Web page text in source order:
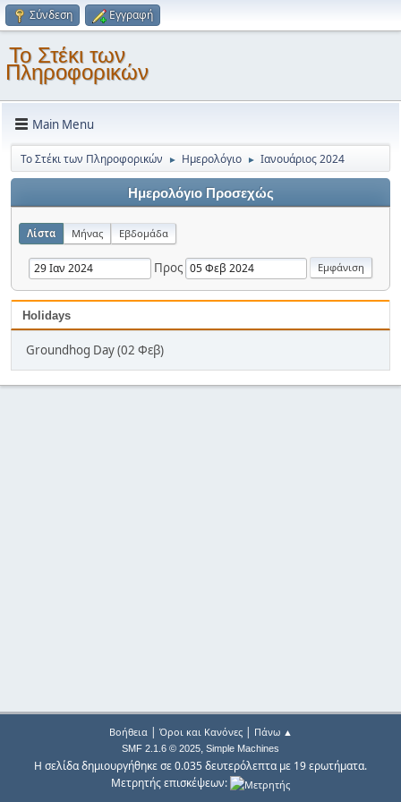
Σύνδεση Εγγραφή
Το Στέκι των
Πληροφορικών
Main Menu
Το Στέκι των Πληροφορικών ► Ημερολόγιο ► Ιανουάριος 2024
Ημερολόγιο Προσεχώς
Λίστα Μήνας Εβδομάδα
Προς
Holidays
Groundhog Day (02 Φεβ)
Βοήθεια| Όροι και Κανόνες| Πάνω ▲
SMF 2.1.6 © 2025, Simple Machines
Η σελίδα δημιουργήθηκε σε 0.035 δευτερόλεπτα με 19 ερωτήματα.
Μετρητής επισκέψεων: